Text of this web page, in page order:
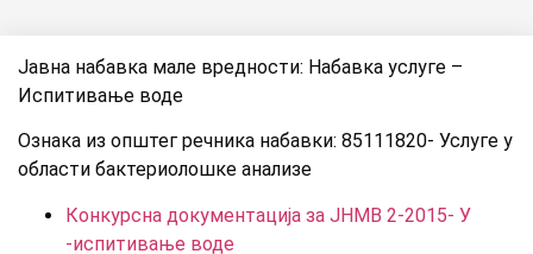
Јавна набавка мале вредности: Набавка услуге –
Испитивање воде
Ознака из општег речника набавки: 85111820- Услуге у
области бактериолошке анализе
Конкурсна документација за ЈНМВ 2-2015- У
-испитивање воде